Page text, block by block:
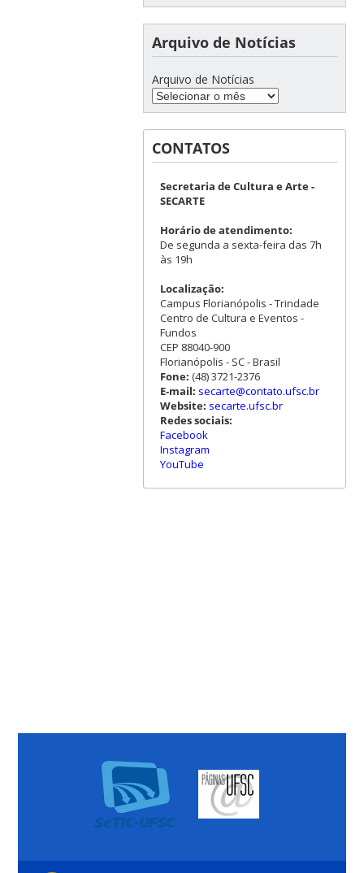
Arquivo de Notícias
Arquivo de Notícias
CONTATOS
Secretaria de Cultura e Arte -
SECARTE
Horário de atendimento:
De segunda a sexta-feira das 7h
às 19h
Localização:
Campus Florianópolis - Trindade
Centro de Cultura e Eventos -
Fundos
CEP 88040-900
Florianópolis - SC - Brasil
Fone: (48) 3721-2376
E-mail: secarte@contato.ufsc.br
Website: secarte.ufsc.br
Redes sociais:
Facebook
Instagram
YouTube